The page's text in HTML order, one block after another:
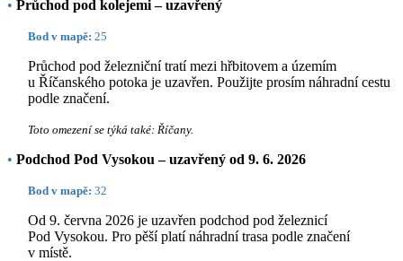
• Průchod pod kolejemi – uzavřený
Bod v mapě: 25
Průchod pod železniční tratí mezi hřbitovem a územím
u Říčanského potoka je uzavřen. Použijte prosím náhradní cestu
podle značení.
Toto omezení se týká také: Říčany.
• Podchod Pod Vysokou – uzavřený od 9. 6. 2026
Bod v mapě: 32
Od 9. června 2026 je uzavřen podchod pod železnicí
Pod Vysokou. Pro pěší platí náhradní trasa podle značení
v místě.